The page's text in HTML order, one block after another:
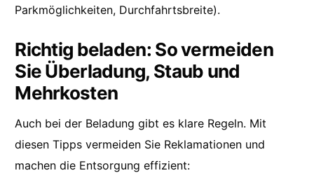
Parkmöglichkeiten, Durchfahrtsbreite).
Richtig beladen: So vermeiden
Sie Überladung, Staub und
Mehrkosten
Auch bei der Beladung gibt es klare Regeln. Mit
diesen Tipps vermeiden Sie Reklamationen und
machen die Entsorgung effizient: